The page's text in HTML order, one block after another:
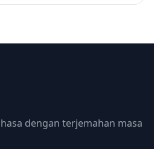
dengan terjemahan masa